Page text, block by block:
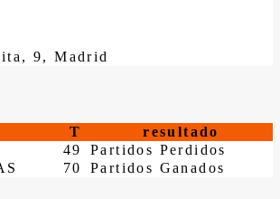
9, Madrid
T
resultado
49
Partidos Perdidos
70 Partidos Ganados